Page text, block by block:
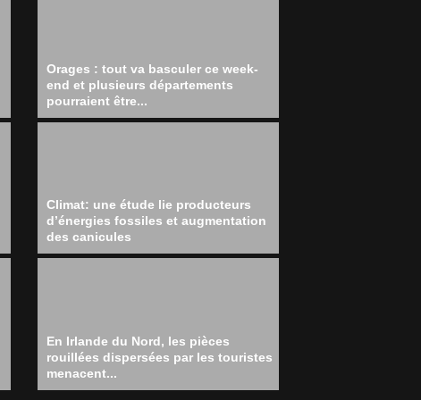
Orages : tout va basculer ce week-
end et plusieurs départements
pourraient être...
Climat: une étude lie producteurs
d’énergies fossiles et augmentation
des canicules
En Irlande du Nord, les pièces
rouillées dispersées par les touristes
menacent...